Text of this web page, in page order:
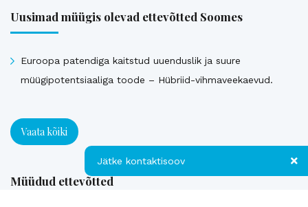
Uusimad müügis olevad ettevõtted Soomes
Euroopa patendiga kaitstud uuenduslik ja suure
müügipotentsiaaliga toode – Hübriid-vihmaveekaevud.
Vaata kõiki
Müüdud ettevõtted
Jätke kontaktisoov